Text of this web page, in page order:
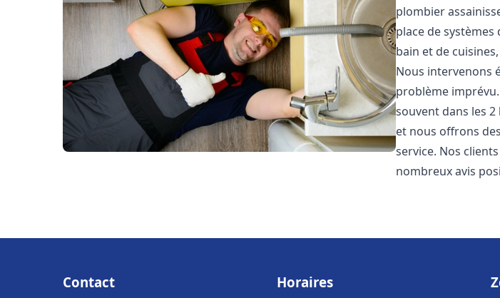
plombier
place de
bain et de
Nous intervenons
problème
souvent dans les
et nous offrons
service. Nos
nombreux avis
Contact Horaires